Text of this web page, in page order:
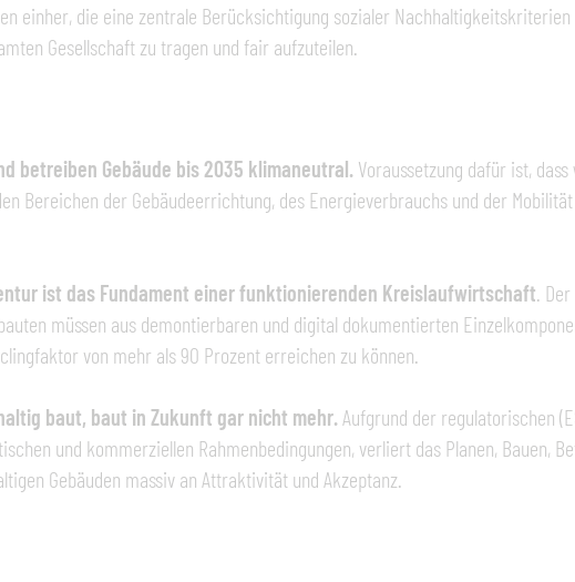
einher, die eine zentrale Berücksichtigung sozialer Nachhaltigkeitskriterien
Gesellschaft zu tragen und fair aufzuteilen.
betreiben Gebäude bis 2035 klimaneutral. Voraussetzung dafür ist,
Bereichen der Gebäudeerrichtung, des Energieverbrauchs und der
ist das Fundament einer funktionierenden Kreislaufwirtschaft.
müssen aus demontierbaren und digital dokumentierten
von mehr als 90 Prozent erreichen zu können.
baut, baut in Zukunft gar nicht mehr.Aufgrund der regulatorischen
und kommerziellen Rahmenbedingungen, verliert das Planen, Bauen,
Gebäuden massiv an Attraktivität und Akzeptanz.